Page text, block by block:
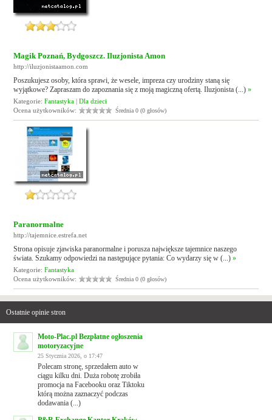
Magik Poznań, Bydgoszcz. Iluzjonista Amon
http://iluzjonistaamon.com
Poszukujesz osoby, która sprawi, że wesele, impreza czy urodziny staną się
wyjątkowe? Zapraszam do zapoznania się z moją magiczną ofertą. Iluzjonista (...)»
Kategorie:Fantastyka |Dla dzieci
Ocena użytkowników:
Średnia 0 (0 głosów)
Paranormalne
http://tajemnice.estrefa.net
Strona opisuje zjawiska paranormalne i porusza największe tajemnice naszego
świata. Szukamy odpowiedzi na następujące pytania: Co wydarzy się w (...)»
Kategorie:Fantastyka
Ocena użytkowników:
Średnia 0 (0 głosów)
Ostatnie opinie stron
Moto-Plac.pl Bezpłatne ogłoszenia
motoryzacyjne
25 Stycznia 2026, o 17:47
Polecam stronę, sprzedałem auto w
ciągu kilku dni. Duża robotę zrobiła
promocja na Facebooku oraz Tiktoku
którą można zaznaczyć podczas
dodawania (...)